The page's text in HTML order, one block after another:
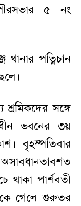
৫ নং
পত্নিচান
সঙ্গে
ভবনের ৩য়
বৃহস্পতিবার
থাকা পার্শবতী
গেলে গুরুতর